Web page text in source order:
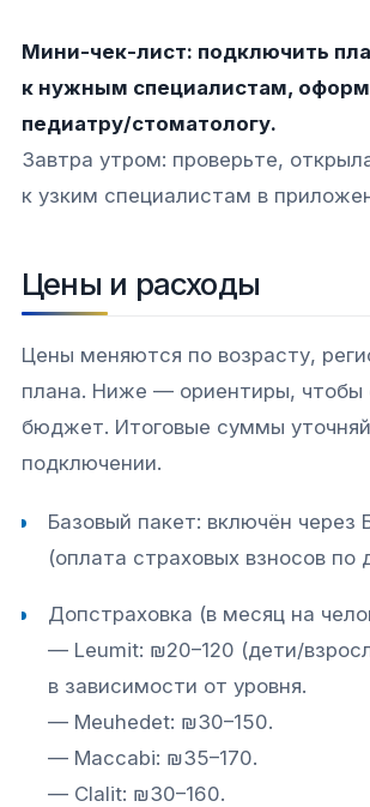
Мини-чек-лист: подключить
к нужным специалистам,
педиатру/стоматологу.
Завтра утром: проверьте,
к узким специалистам в
Цены и расходы
Цены меняются по возрасту,
плана. Ниже — ориентиры, чтобы
бюджет. Итоговые суммы
подключении.
Базовый пакет: включён через
(оплата страховых взносов по
Допстраховка (в месяц на
— Leumit: ₪20–120 (дети/
в зависимости от уровня.
— Meuhedet: ₪30–150.
— Maccabi: ₪35–170.
— Clalit: ₪30–160.